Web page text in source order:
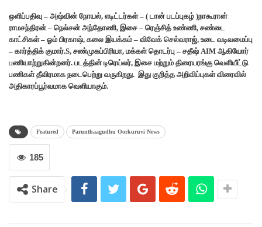
ஒளிப்பதிவு – அஷ்வின் நோயல், எடிட்டர்கள் – ( டான் படப்புகழ் )நாகூரான்
ராமசந்திரன் – நெல்சன் அந்தோணி, இசை – ரெஞ்சித் உண்ணி, சண்டை
காட்சிகள் – ஓம் பிரகாஷ், கலை இயக்கம் – விவேக் செல்வராஜ், உடை வடிவமைப்பு
– கார்த்திக் குமார்.S, சண்முகப்பிரியா, மக்கள் தொடர்பு – சதீஷ் AIM ஆகியோர்
பணியாற்றுகின்றனர். படத்தின் டிரெய்லர், இசை மற்றும் திரையரங்கு வெளியீட்டு
பணிகள் தீவிரமாக நடைபெற்று வருகிறது. இது குறித்த அறிவிப்புகள் விரைவில்
அதிகாரப்பூர்வமாக வெளியாகும்.
Featured Parunthaagudhu Oorkuruvi News
185
Share